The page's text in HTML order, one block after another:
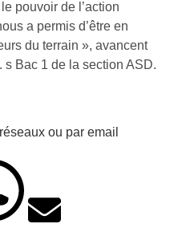
pouvoir de l’action
a permis d’être en
du terrain », avancent
s Bac 1 de la section ASD.
ou par email